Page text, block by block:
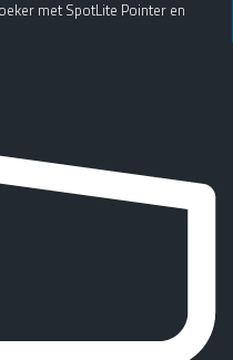
met SpotLite Pointer en